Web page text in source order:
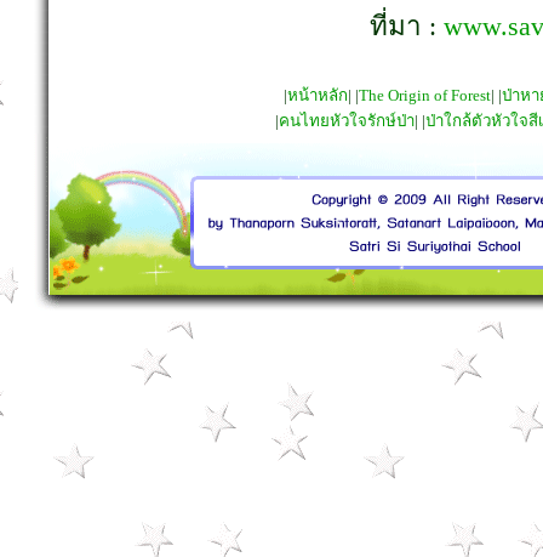
ที่มา :
|หน้าหลัก| |The Origin of Forest| |ป่าห
|คนไทยหัวใจรักษ์ป่า| |ป่าใกล้ตัวหัวใจสี